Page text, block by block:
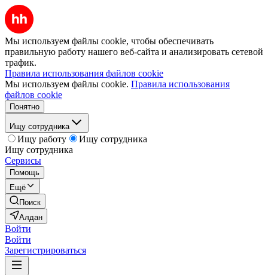
Мы используем файлы cookie, чтобы обеспечивать
правильную работу нашего веб-сайта и анализировать сетевой
трафик.
Правила использования файлов cookie
Мы используем файлы cookie. Правила использования
файлов cookie
Понятно
Ищу сотрудника
Ищу работу
Ищу сотрудника
Ищу сотрудника
Сервисы
Помощь
Ещё
Поиск
Алдан
Войти
Войти
Зарегистрироваться